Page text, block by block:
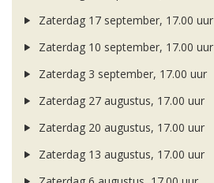
Zaterdag 17 september, 17.00 uur
Zaterdag 10 september, 17.00 uur
Zaterdag 3 september, 17.00 uur
Zaterdag 27 augustus, 17.00 uur
Zaterdag 20 augustus, 17.00 uur
Zaterdag 13 augustus, 17.00 uur